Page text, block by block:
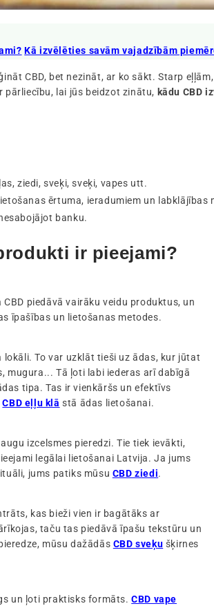
Kā izvēlēties savām vajadzībām
CBD, bet nezināt, ar ko sākt. Starp
lai jūs beidzot zinātu, kādu CBD
ziedi, sveķi, sveķi, vapes utt.
ērtuma, ieradumiem un labklājības
banku.
ir pieejami?
piedāvā vairāku veidu produktus, un
īpašības un lietošanas metodes.
lokāli. To var uzklāt tieši uz ādas, kur jūtat
mugura... Tā ļoti labi iederas arī dabīgā
tipa. Tas ir vienkāršs un efektīvs
CBD eļļu klā stā ādas lietošanai.
izcelsmes pieredzi. Tie tiek ievākti,
legālai lietošanai Latvija. Ja jums
jums patiks mūsu CBD ziedi.
kas bieži vien ir bagātāks ar
taču tas piedāvā īpašu tekstūru un
mūsu dažādās CBD sveķu šķirnes
un ļoti praktisks formāts.CBD vape